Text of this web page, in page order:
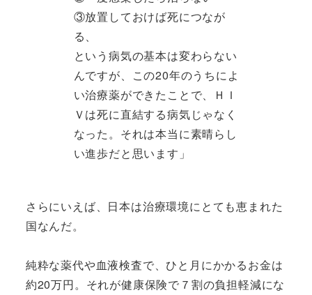
③放置しておけば死につなが
る、
という病気の基本は変わらない
んですが、この20年のうちによ
い治療薬ができたことで、ＨＩ
Ｖは死に直結する病気じゃなく
なった。それは本当に素晴らし
い進歩だと思います」
さらにいえば、日本は治療環境にとても恵まれた
国なんだ。
純粋な薬代や血液検査で、ひと月にかかるお金は
約20万円。それが健康保険で７割の負担軽減にな